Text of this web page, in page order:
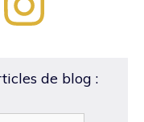
de blog :